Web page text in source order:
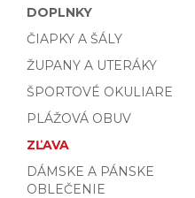
DOPLNKY
ČIAPKY A ŠÁLY
ŽUPANY A UTERÁKY
ŠPORTOVÉ OKULIARE
PLÁŽOVÁ OBUV
ZĽAVA
DÁMSKE A PÁNSKE
OBLEČENIE